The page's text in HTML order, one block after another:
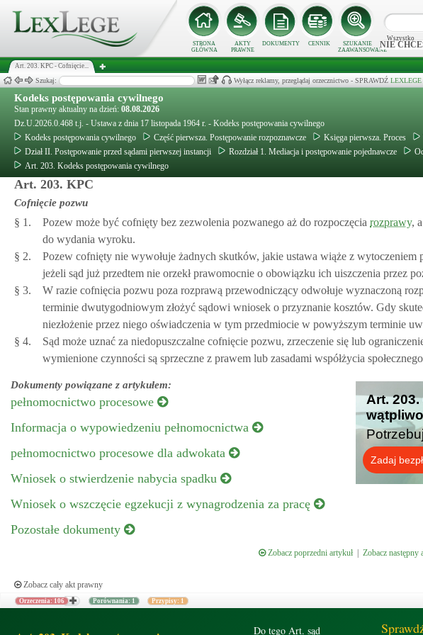
STRONA
GŁÓWNA
AKTY
PRAWNE
DOKUMENTY CENNIK
SZUKANIE
ZAAWANSOWANE
Wszystko
NIE
Art. 203. KPC - Cofnięcie...
Szukaj: Wyłącz reklamy, przeglądaj orzecznictwo - SPRAWDŹ LEXLEGE
Kodeks postępowania cywilnego
Stan prawny aktualny na dzień: 08.08.2026
Dz.U.2026.0.468 t.j. - Ustawa z dnia 17 listopada 1964 r. - Kodeks postępowania cywilnego
Kodeks postępowania cywilnego
Część pierwsza. Postępowanie rozpoznawcze Księga pierwsza. Proces
Dział II. Postępowanie przed sądami pierwszej instancji
Rozdział 1. Mediacja i postępowanie pojednawcze
Art. 203. Kodeks postępowania cywilnego
Art. 203. KPC
Cofnięcie pozwu
§ 1. Pozew może być cofnięty bez zezwolenia pozwanego aż do rozpoczęcia rozprawy,
do wydania wyroku.
§ 2.
Pozew cofnięty nie wywołuje żadnych skutków, jakie ustawa wiąże z
jeżeli sąd już przedtem nie orzekł prawomocnie o obowiązku ich uiszczenia przez
§ 3.
W razie cofnięcia pozwu poza rozprawą przewodniczący odwołuje wyznaczoną
terminie dwutygodniowym złożyć sądowi wniosek o przyznanie kosztów. Gdy
niezłożenie przez niego oświadczenia w tym przedmiocie w powyższym terminie
§ 4.
Sąd może uznać za niedopuszczalne cofnięcie pozwu, zrzeczenie się lub
wymienione czynności są sprzeczne z prawem lub zasadami współżycia
Dokumenty powiązane z artykułem:
pełnomocnictwo procesowe
Informacja o wypowiedzeniu pełnomocnictwa
pełnomocnictwo procesowe dla adwokata
Wniosek o stwierdzenie nabycia spadku
Wniosek o wszczęcie egzekucji z wynagrodzenia za pracę
Pozostałe dokumenty
Art.
Zadaj
Zobacz poprzedni artykuł| Zobacz następny
Zobacz cały akt prawny
Orzeczenia: 106 Porównania: 1 Przypisy: 1
Do tego Art. sąd